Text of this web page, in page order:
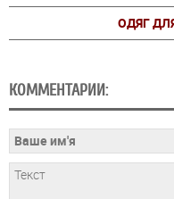
ОДЯГ
КОММЕНТАРИИ: